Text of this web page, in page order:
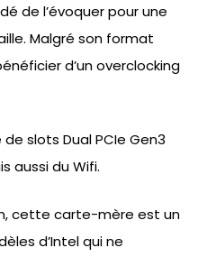
de l’évoquer pour une
Malgré son format
d’un overclocking
slots Dual PCIe Gen3
aussi du Wifi.
cette carte-mère est un
d’Intel qui ne